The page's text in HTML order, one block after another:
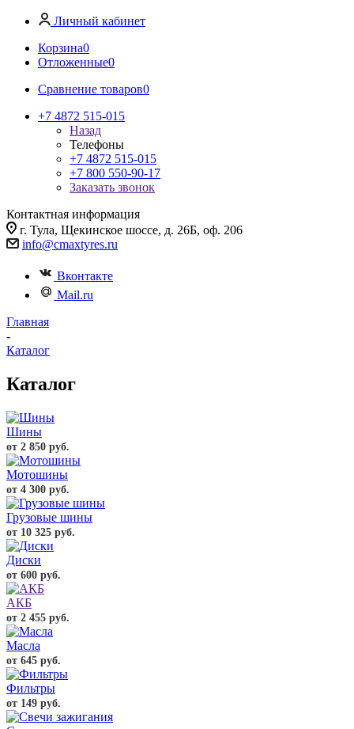
Личный кабинет
Корзина0
Отложенные0
Сравнение товаров0
+7 4872 515-015
Назад
Телефоны
+7 4872 515-015
+7 800 550-90-17
Заказать звонок
Контактная информация
г. Тула, Щекинское шоссе, д. 26Б, оф. 206
info@cmaxtyres.ru
Вконтакте
Mail.ru
Главная
-
Каталог
Каталог
Шины
от 2 850 руб.
Мотошины
от 4 300 руб.
Грузовые шины
от 10 325 руб.
Диски
от 600 руб.
АКБ
от 2 455 руб.
Масла
от 645 руб.
Фильтры
от 149 руб.